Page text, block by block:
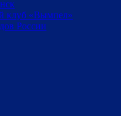
клуб «Вымпел»
России